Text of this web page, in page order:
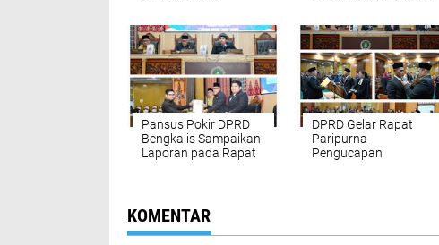
Solapan bantu
Pembangunan Masjid
Baitul Kiram Desa
Simpang Padang
Pansus Pokir DPRD
Bengkalis Sampaikan
Laporan pada Rapat
DPRD Gelar Rapat
Paripurna
Pengucapan
KOMENTAR